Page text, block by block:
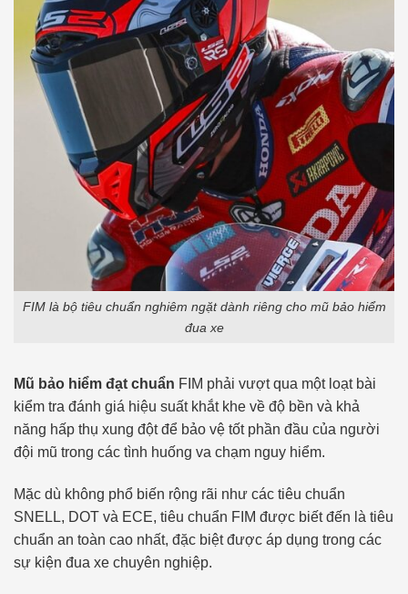
FIM là bộ tiêu chuẩn nghiêm ngặt dành riêng cho mũ bảo hiểm
đua xe
Mũ bảo hiểm đạt chuẩn FIM phải vượt qua một loạt bài
kiểm tra đánh giá hiệu suất khắt khe về độ bền và khả
năng hấp thụ xung đột để bảo vệ tốt phần đầu của người
đội mũ trong các tình huống va chạm nguy hiểm.
Mặc dù không phổ biến rộng rãi như các tiêu chuẩn
SNELL, DOT và ECE, tiêu chuẩn FIM được biết đến là tiêu
chuẩn an toàn cao nhất, đặc biệt được áp dụng trong các
sự kiện đua xe chuyên nghiệp.